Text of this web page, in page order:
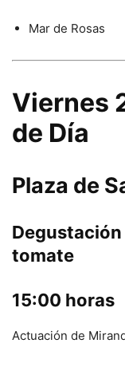
Mar de Rosas
Viernes
de Día
Plaza de
tomate
15:00 horas
Actuación de